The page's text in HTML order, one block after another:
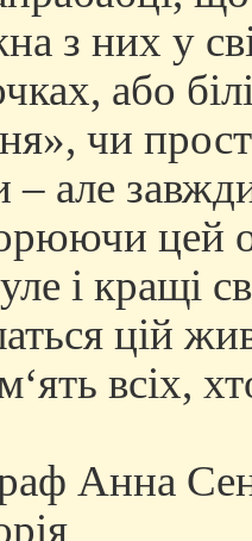
з них у
або
чи
– але
цей
і кращі
цій
всіх,
Анна